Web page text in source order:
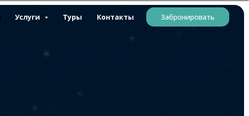
Услуги Туры Контакты Забронировать